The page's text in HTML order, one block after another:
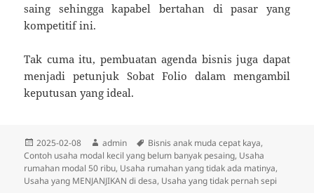
saing sehingga kapabel bertahan di pasar yang
kompetitif ini.
Tak cuma itu, pembuatan agenda bisnis juga dapat
menjadi petunjuk Sobat Folio dalam mengambil
keputusan yang ideal.
Diposkan
pada
2025-02-08 Penulis
admin Tag
Bisnis anak muda cepat kaya,
Contoh usaha modal kecil yang belum banyak pesaing, Usaha
rumahan modal 50 ribu, Usaha rumahan yang tidak ada matinya,
Usaha yang MENJANJIKAN di desa, Usaha yang tidak pernah sepi